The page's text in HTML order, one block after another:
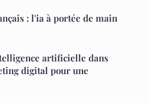
: l'ia à portée de main
artificielle dans
digital pour une